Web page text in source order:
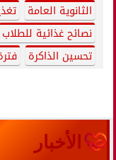
الثانوية العامة
نصائح غذائية للطلاب
تحسين الذاكرة
الأخبار